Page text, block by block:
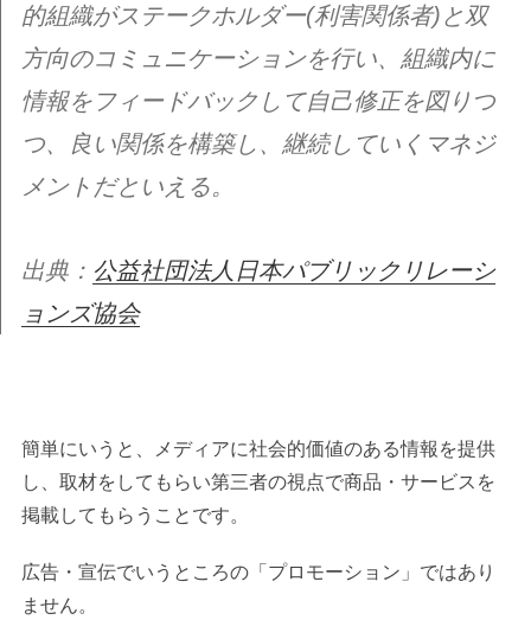
的組織がステークホルダー(利害関係者)と双
方向のコミュニケーションを行い、組織内に
情報をフィードバックして自己修正を図りつ
つ、良い関係を構築し、継続していくマネジ
メントだといえる。
出典： 公益社団法人日本パブリックリレーシ
ョンズ協会
簡単にいうと、メディアに社会的価値のある情報を提供
し、取材をしてもらい第三者の視点で商品・サービスを
掲載してもらうことです。
広告・宣伝でいうところの「プロモーション」ではあり
ません。